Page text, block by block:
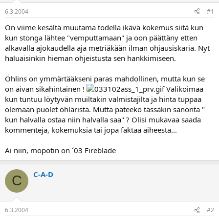
t
e
u
n
a
l
t
t
a
j
a
s
i
v
ä
6.3.2004 #1
On viime kesältä muutama todella ikävä kokemus siitä kun
kun stonga lähtee "vemputtamaan" ja oon päättäny etten
alkavalla ajokaudella aja metriäkään ilman ohjausiskaria. Nyt
haluaisinkin hieman ohjeistusta sen hankkimiseen.
Öhlins on ymmärtääkseni paras mahdollinen, mutta kun se
on aivan sikahintainen !
Valikoimaa
kun tuntuu löytyvän muiltakin valmistajilta ja hinta tuppaa
olemaan puolet öhläristä. Mutta päteekö tässäkin sanonta "
kun halvalla ostaa niin halvalla saa" ? Olisi mukavaa saada
kommenteja, kokemuksia tai jopa faktaa aiheesta...
Ai niin, mopotin on ´03 Fireblade
C C-A-D
6.3.2004 #2